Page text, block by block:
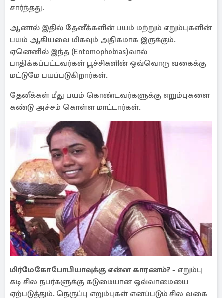
சார்ந்தது.
ஆனால் இதில் தேனீக்களின் பயம் மற்றும் எறும்புகளின்
பயம் ஆகியவை மிகவும் அதிகமாக இருக்கும்.
ஏனெனில் இந்த (Entomophobias)வால்
பாதிக்கப்பட்டவர்கள் பூச்சிகளின் ஒவ்வொரு வகைக்கு
மட்டுமே பயப்படுகிறார்கள்.
தேனீக்கள் மீது பயம் கொண்டவர்களுக்கு எறும்புகளை
கண்டு அச்சம் கொள்ள மாட்டார்கள்.
மிர்மேகோபோபியாவுக்கு என்ன காரணம்? - எறும்பு
கடி சில நபர்களுக்கு கடுமையான ஒவ்வாமையை
ஏற்படுத்தும். நெருப்பு எறும்புகள் எனப்படும் சில வகை